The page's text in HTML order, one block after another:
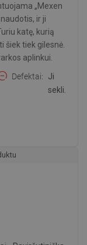
„Mexen
ir ji
katę, kurią
šiek tiek gilesnė.
aplinkui.
Defektai
Ji
sekli.